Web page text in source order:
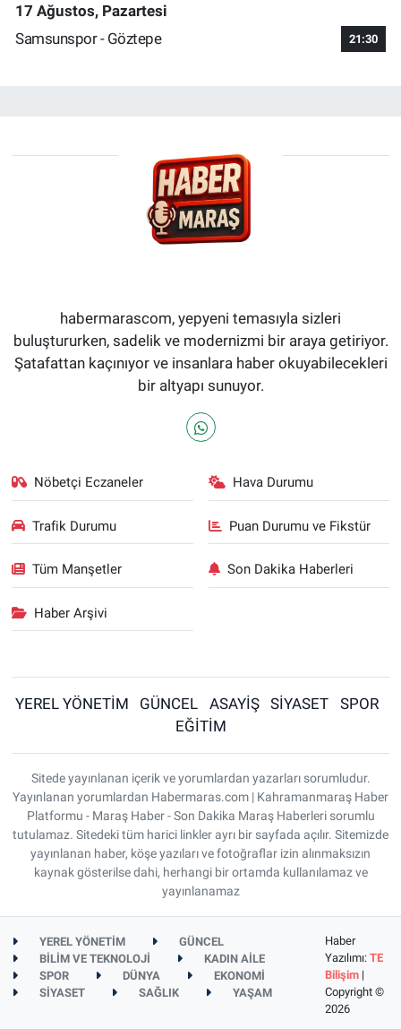
17 Ağustos, Pazartesi
Samsunspor - Göztepe
21:30
habermarascom, yepyeni temasıyla sizleri
buluştururken, sadelik ve modernizmi bir araya getiriyor.
Şatafattan kaçınıyor ve insanlara haber okuyabilecekleri
bir altyapı sunuyor.
Nöbetçi Eczaneler Hava Durumu
Trafik Durumu Puan Durumu ve Fikstür
Tüm Manşetler Son Dakika Haberleri
Haber Arşivi
YEREL YÖNETİM GÜNCEL ASAYİŞ SİYASET
SPOR
EĞİTİM
Sitede yayınlanan içerik ve yorumlardan yazarları sorumludur.
Yayınlanan yorumlardan Habermaras.com | Kahramanmaraş Haber
Platformu - Maraş Haber - Son Dakika Maraş Haberleri sorumlu
tutulamaz. Sitedeki tüm harici linkler ayrı bir sayfada açılır. Sitemizde
yayınlanan haber, köşe yazıları ve fotoğraflar izin alınmaksızın
kaynak gösterilse dahi, herhangi bir ortamda kullanılamaz ve
yayınlanamaz
YEREL YÖNETİM
GÜNCEL
BİLİM VE TEKNOLOJİ
KADIN AİLE
SPOR
DÜNYA
EKONOMİ
SİYASET
SAĞLIK YAŞAM
Haber
Yazılımı: TE
Bilişim|
Copyright ©
2026